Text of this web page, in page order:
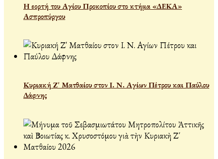
Η εορτή του Αγίου Προκοπίου στο κτήμα «ΔΕΚΑ»
Ασπροπύργου
Κυριακή Ζ' Ματθαίου στον Ι. Ν. Αγίων Πέτρου και Παύλου
Δάφνης